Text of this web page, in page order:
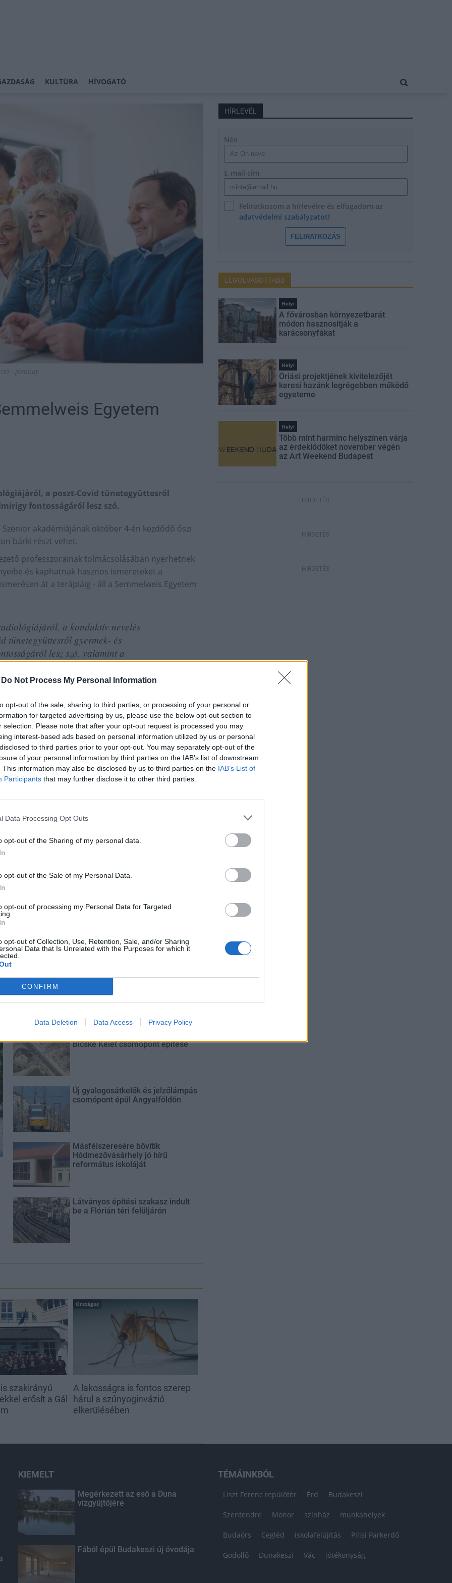
Do Not Process My Personal Information
opt-out of the sale, sharing to third parties, or processing of your personal or
for targeted advertising by us, please use the below opt-out section to
selection. Please note that after your opt-out request is processed you may
interest-based ads based on personal information utilized by us or personal
to third parties prior to your opt-out. You may separately opt-out of the
of your personal information by third parties on the IAB’s list of downstream
This information may also be disclosed by us to third parties on the IAB’s List of
Participants that may further disclose it to other third parties.
Data Processing Opt Outs
opt-out of the Sharing of my personal data.
opt-out of the Sale of my Personal Data.
opt-out of processing my Personal Data for Targeted
opt-out of Collection, Use, Retention, Sale, and/or Sharing
Data that Is Unrelated with the Purposes for which it
CONFIRM
Data Deletion Data Access Privacy Policy
KULTÚRA HÍVOGATÓ
- pixabay
Egyetem
a poszt-Covid tünetegyüttesről
fontosságáról lesz szó.
akadémiájának október 4-én kezdődő őszi
bárki részt vehet.
professzorainak tolmácsolásában nyerhetnek
és kaphatnak hasznos ismereteket a
át a terápiáig - áll a Semmelweis Egyetem
a konduktív nevelés
tünetegyüttesről gyermek- és
lesz szó, valamint a
a szívtranszplantációról és a mesterséges
kötött
Regisztrálni csak egyszer kell a Szenior
első ezer regisztráló vehet részt a
A szervezők azt kérik, csak az
13. között, hétfőnként 18 órától tartják,
ben indította el a lakosságnak, főként az
sorozatát. A program témáit úgy állították
helyet kapnak a népbetegségek is. A mostani,
Kar és a Pető András Kar oktatói
Bicske Kelet csomópont építése
Új gyalogosátkelők és jelzőlámpás
csomópont épül Angyalföldön
Másfélszeresére bővítik
Hódmezővásárhely jó hírű
református iskoláját
Látványos építési szakasz indult
be a Flórián téri felüljárón
szakirányú
erősít a Gál
Országos
A lakosságra is fontos szerep
hárul a szúnyoginvázió
elkerülésében
HÍRLEVÉL
Név
E-mail cím
Feliratkozom a hírlevélre és elfogadom az
adatvédelmi szabályzatot!
FELIRATKOZÁS
LEGOLVASOTTABB
Helyi
A fővárosban környezetbarát
módon hasznosítják a
karácsonyfákat
Helyi
Óriási projektjének kivitelezőjét
keresi hazánk legrégebben működő
egyeteme
Helyi
Több mint harminc helyszínen várja
az érdeklődőket november végén
az Art Weekend Budapest
HIRDETÉS
HIRDETÉS
HIRDETÉS
KIEMELT
Megérkezett az eső a Duna
vízgyűjtőjére
Fából épül Budakeszi új óvodája
TÉMÁINKBÓL
Liszt Ferenc repülőtér Érd Budakeszi
Szentendre Monor színház munkahelyek
Budaörs Cegléd iskolafelújítás Pilisi Parkerdő
Gödöllő Dunakeszi Vác jótékonyság